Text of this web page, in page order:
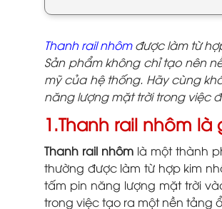
Thanh rail nhômđược làm từ
Sản phẩm không chỉ tạo nên
mỹ của hệ thống. Hãy cùng
năng lượng mặt trời trong việc
1.Thanh rail nhôm là
Thanh rail nhôm là một thành
thường được làm từ hợp kim
tấm pin năng lượng mặt trời
trong việc tạo ra một nền tảng